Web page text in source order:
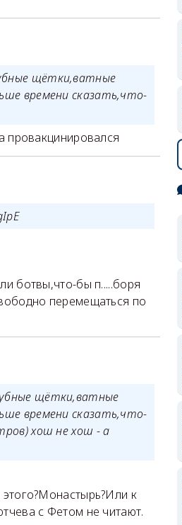
щётки,ватные
времени сказать,что-
провакцинировался
ботвы,что-бы п.....боря
перемещаться по
щётки,ватные
времени сказать,что-
хош не хош - а
к
с Фетом не читают.